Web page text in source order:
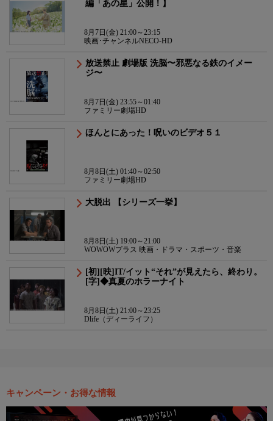
編「あの星」公開！】
8月7日(金) 21:00～23:15
映画･チャンネルNECO-HD
放送禁止 劇場版 洗脳〜邪悪なる鉄のイメー
ジ〜
8月7日(金) 23:55～01:40
ファミリー劇場HD
ほんとにあった！呪いのビデオ５１
8月8日(土) 01:40～02:50
ファミリー劇場HD
大脱出 【シリーズ一挙】
8月8日(土) 19:00～21:00
WOWOWプラス 映画・ドラマ・スポーツ・音楽
[初][映]IT/イット“それ”が見えたら、終わり。
[字]◆真夏のホラーナイト
8月8日(土) 21:00～23:25
Dlife（ディーライフ）
キャンペーン・お得な情報